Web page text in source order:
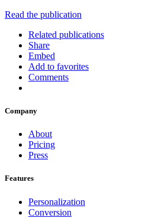
Read the publication
Related publications
Share
Embed
Add to favorites
Comments
Company
About
Pricing
Press
Features
Personalization
Conversion